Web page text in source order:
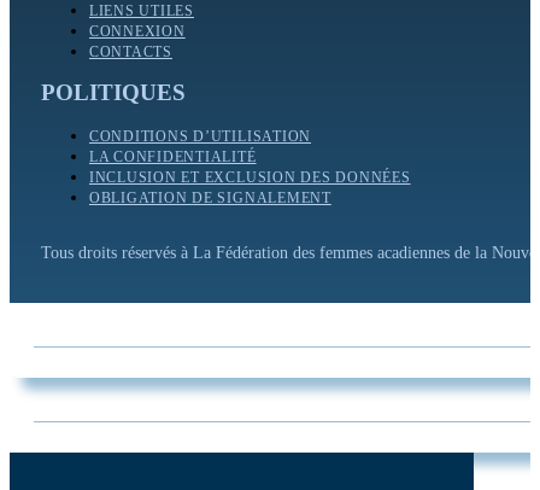
LIENS UTILES
CONNEXION
CONTACTS
POLITIQUES
CONDITIONS D’UTILISATION
LA CONFIDENTIALITÉ
INCLUSION ET EXCLUSION DES DONNÉES
OBLIGATION DE SIGNALEMENT
Tous droits réservés à La Fédération des femmes acadiennes de la